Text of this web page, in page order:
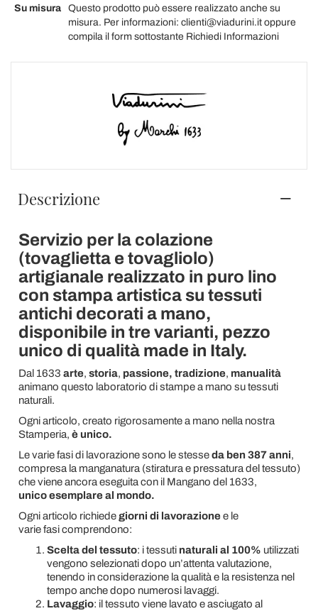
Su misura
Questo prodotto può essere realizzato anche su
misura. Per informazioni: clienti@viadurini.it oppure
compila il form sottostante Richiedi Informazioni
Descrizione
Servizio per la colazione
(tovaglietta e tovagliolo)
artigianale realizzato in puro lino
con stampa artistica su tessuti
antichi decorati a mano,
disponibile in tre varianti, pezzo
unico di qualità made in Italy.
Dal 1633 arte, storia, passione, tradizione, manualità
animano questo laboratorio di stampe a mano sutessuti
naturali.
Ogni articolo, creato rigorosamente a mano nella nostra
Stamperia, è unico.
Le varie fasi di lavorazione sono le stesseda ben 387 anni,
compresa la manganatura (stiratura e pressatura del tessuto)
che viene ancora eseguita con il Mangano del 1633,
unicoesemplare al mondo.
Ogni articolo richiedegiorni di lavorazionee le
variefasi comprendono:
Scelta del tessuto: i tessuti naturali al 100% utilizzati
vengono selezionati dopo un’attenta valutazione,
tenendo in considerazione la qualità e la resistenza nel
tempo anche dopo numerosi lavaggi.
Lavaggio: il tessuto viene lavato e asciugato al